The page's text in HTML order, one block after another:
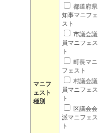
マニフ
ェスト
種別
都道府県
知事マニフェ
スト
市議会議
員マニフェス
ト
町長マニ
フェスト
村議会議
員マニフェス
ト
区議会会
派マニフェス
ト